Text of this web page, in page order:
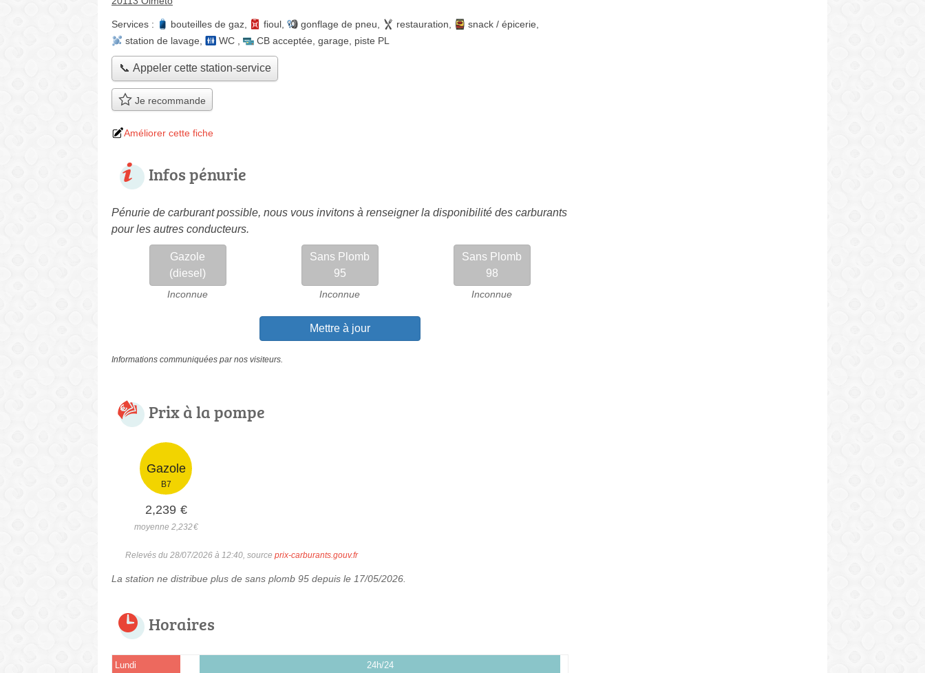
Services : bouteilles de gaz fioul gonflage de pneu restauration snack / épicerie
station de lavage
WC CB acceptée garage piste PL
📞 Appeler cette station-service
Je recommande
Améliorer cette fiche
Infos pénurie
Pénurie de carburant possible, nous vous invitons à renseigner la disponibilité des carburants
pour les autres conducteurs.
Gazole
(diesel)
Inconnue
Sans Plomb
95
Inconnue
Sans Plomb
98
Inconnue
Mettre à jour
Informations communiquées par nos visiteurs.
Prix à la pompe
Gazole
B7
2,239 €
moyenne 2,232€
Relevés du 28/07/2026 à 12:40, source prix-carburants.gouv.fr
La station ne distribue plus de sans plomb 95 depuis le 17/05/2026.
Horaires
Lundi 24h/24